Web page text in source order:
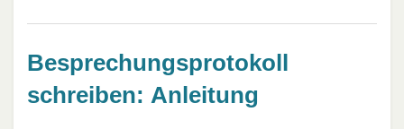
Besprechungsprotokoll
schreiben: Anleitung